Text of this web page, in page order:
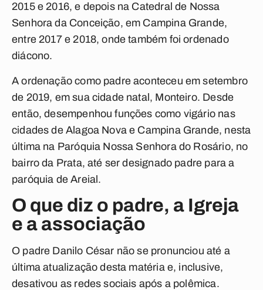
2015 e 2016, e depois na Catedral de Nossa
Senhora da Conceição, em Campina Grande,
entre 2017 e 2018, onde também foi ordenado
diácono.
A ordenação como padre aconteceu em setembro
de 2019, em sua cidade natal, Monteiro. Desde
então, desempenhou funções como vigário nas
cidades de Alagoa Nova e Campina Grande, nesta
última na Paróquia Nossa Senhora do Rosário, no
bairro da Prata, até ser designado padre para a
paróquia de Areial.
O que diz o padre, a Igreja
e a associação
O padre Danilo César não se pronunciou até a
última atualização desta matéria e, inclusive,
desativou as redes sociais após a polêmica.